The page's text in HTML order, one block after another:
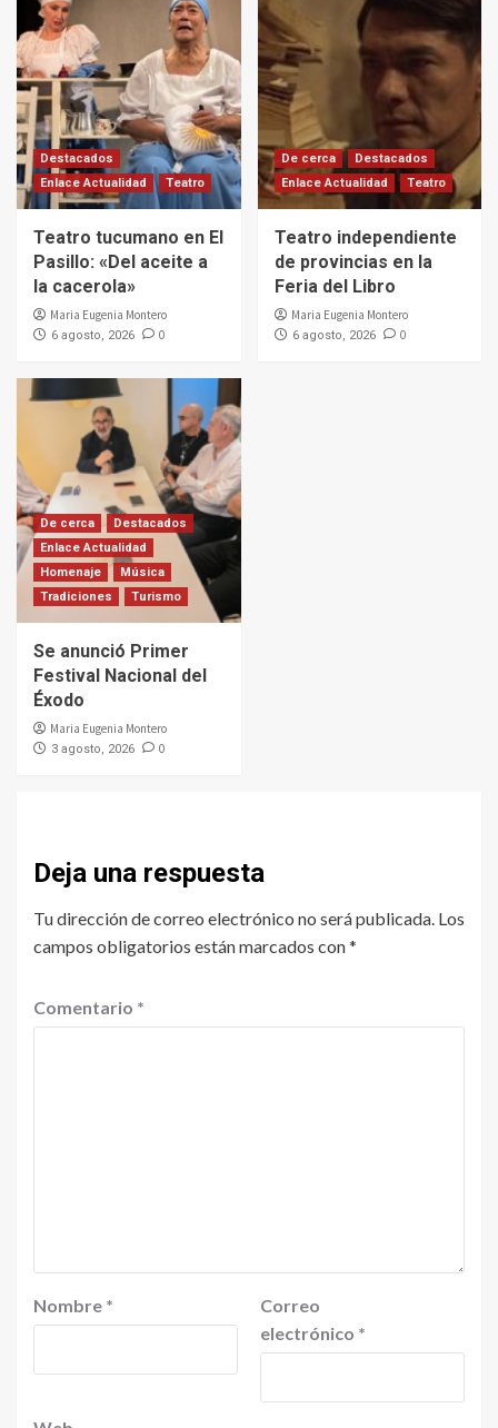
Destacados
Enlace Actualidad
Teatro
Teatro tucumano en El
Pasillo: «Del aceite a
la cacerola»
Maria Eugenia Montero
6 agosto, 2026 0
De cerca
Destacados
Enlace Actualidad
Teatro
Teatro independiente
de provincias en la
Feria del Libro
Maria Eugenia Montero
6 agosto, 2026 0
De cerca
Destacados
Enlace Actualidad
Homenaje
Música
Tradiciones
Turismo
Se anunció Primer
Festival Nacional del
Éxodo
Maria Eugenia Montero
3 agosto, 2026 0
Deja una respuesta
Tu dirección de correo electrónico no será publicada. Los
campos obligatorios están marcados con*
Comentario *
Nombre *
Correo
electrónico *